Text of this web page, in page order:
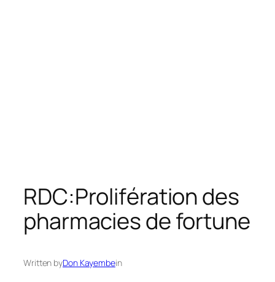
RDC:Prolifération des
pharmacies de fortune
Written byDon Kayembein